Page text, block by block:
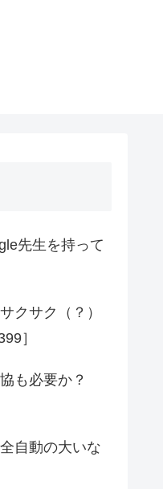
先生を持って
クサク（？）
］
も必要か？
自動の大いな